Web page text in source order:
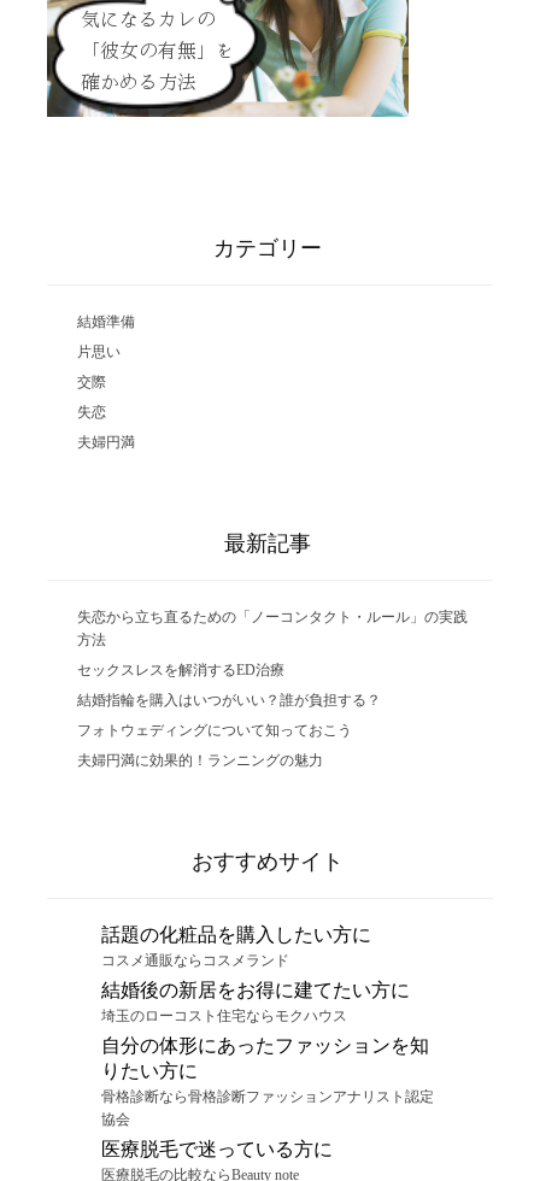
カテゴリー
結婚準備
片思い
交際
失恋
夫婦円満
最新記事
失恋から立ち直るための「ノーコンタクト・ルール」の実践
方法
セックスレスを解消するED治療
結婚指輪を購入はいつがいい？誰が負担する？
フォトウェディングについて知っておこう
夫婦円満に効果的！ランニングの魅力
おすすめサイト
話題の化粧品を購入したい方に
コスメ通販ならコスメランド
結婚後の新居をお得に建てたい方に
埼玉のローコスト住宅ならモクハウス
自分の体形にあったファッションを知
りたい方に
骨格診断なら骨格診断ファッションアナリスト認定
協会
医療脱毛で迷っている方に
医療脱毛の比較ならBeauty note